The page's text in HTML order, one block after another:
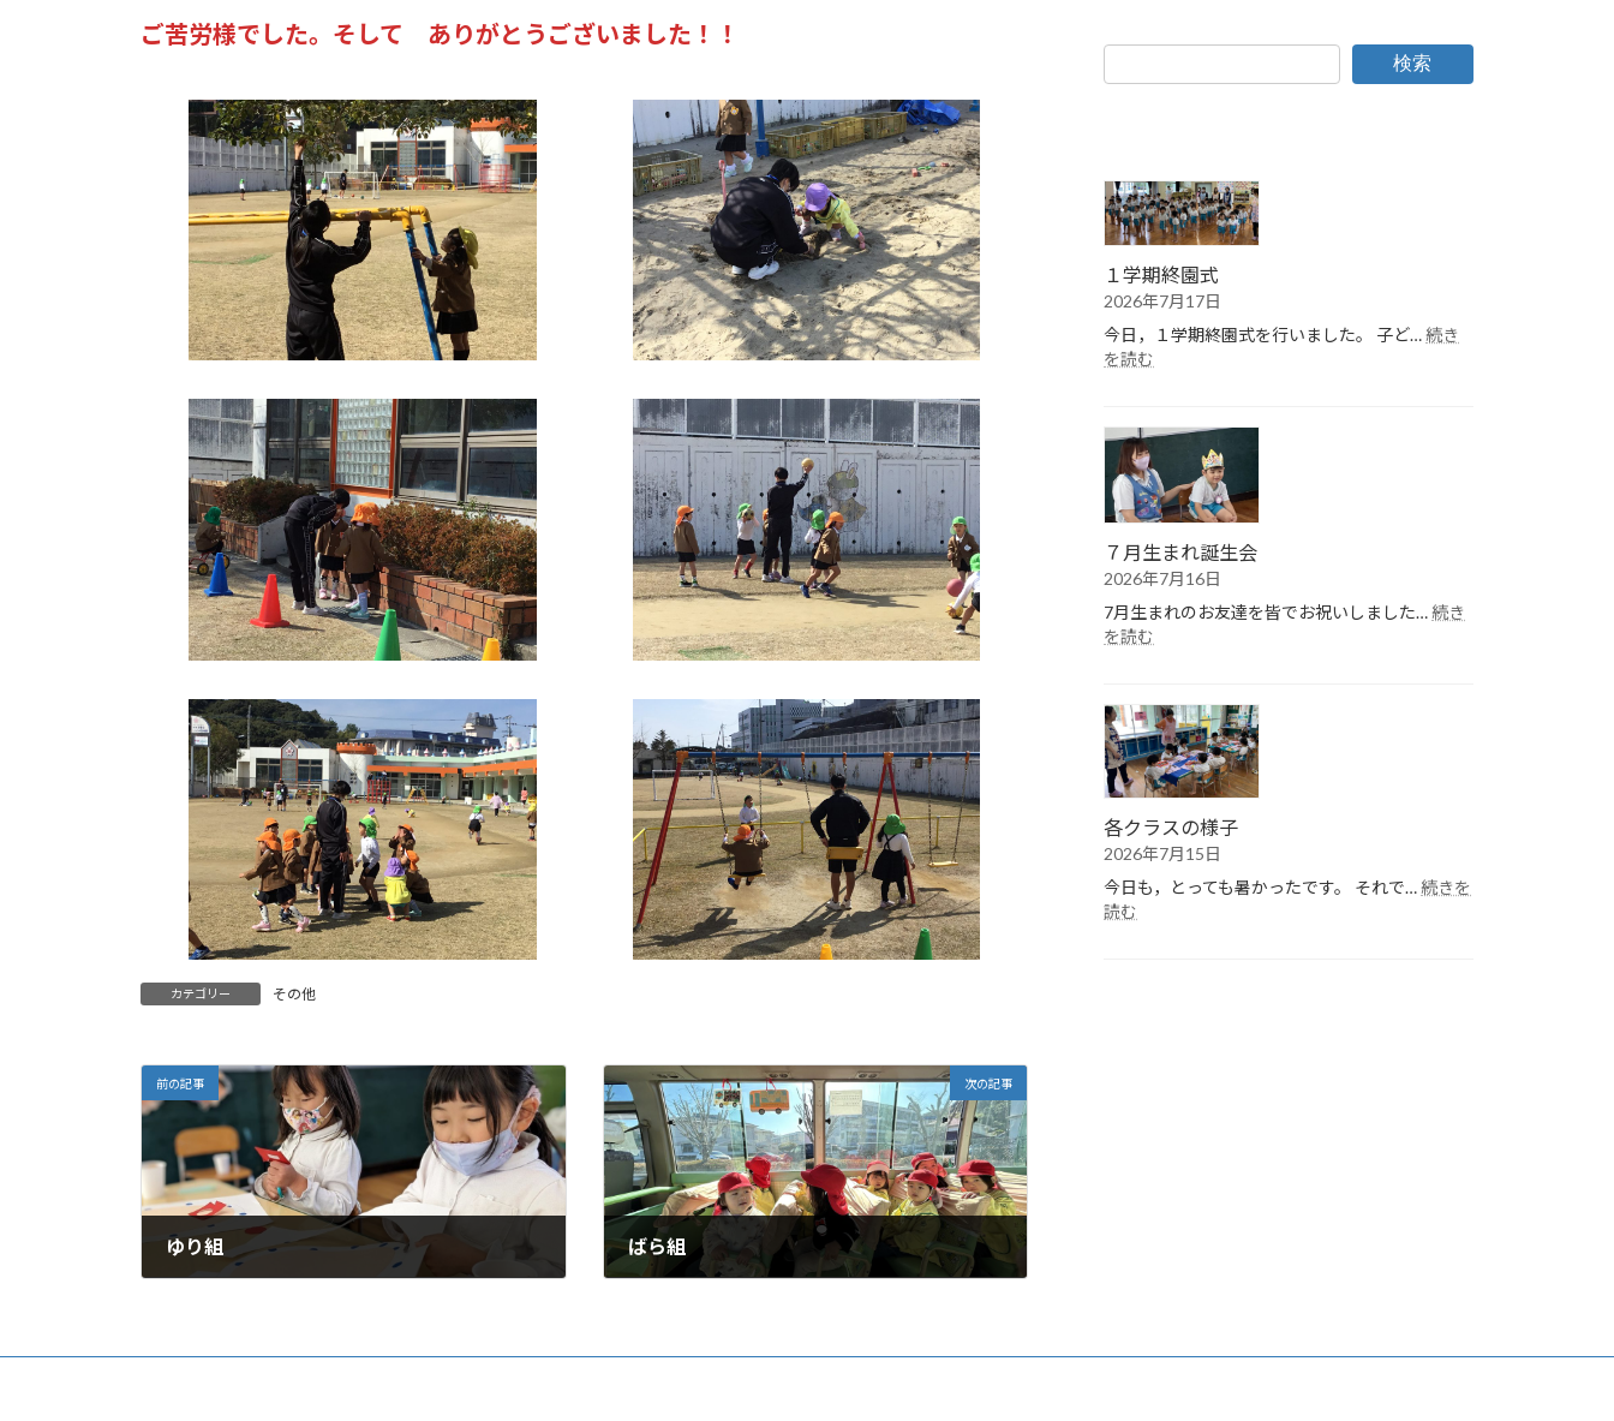
ご苦労様でした。そして ありがとうございました！！
カテゴリー その他
前の記事
ゆり組
次の記事
ばら組
検索
１学期終園式
2026年7月17日
今日，１学期終園式を行いました。 子ど…続き
を読む
期
園
式
７月生まれ誕生会
2026年7月16日
7月生まれのお友達を皆でお祝いしました…続き
を読む
生
ま
れ
誕
生
会
各クラスの様子
2026年7月15日
今日も，とっても暑かったです。 それで…続きを
読む